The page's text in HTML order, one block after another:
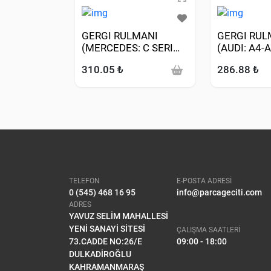
GERGI RULMANI
(MERCEDES: C SERI
98-09 VIANO 03->
310.05 ₺
GERGI
(AUDI: A4-
286.88 ₺
TELEFON
0 (545) 468 16 95
E-POSTA ADRESİ
info@parcageciti.com
ADRES
YAVUZ SELİM MAHALLESİ
YENİ SANAYİ SİTESİ
73.CADDE NO:26/E
DULKADİROĞLU
KAHRAMANMARAŞ
ÇALIŞMA SAATLERİ
09:00 - 18:00